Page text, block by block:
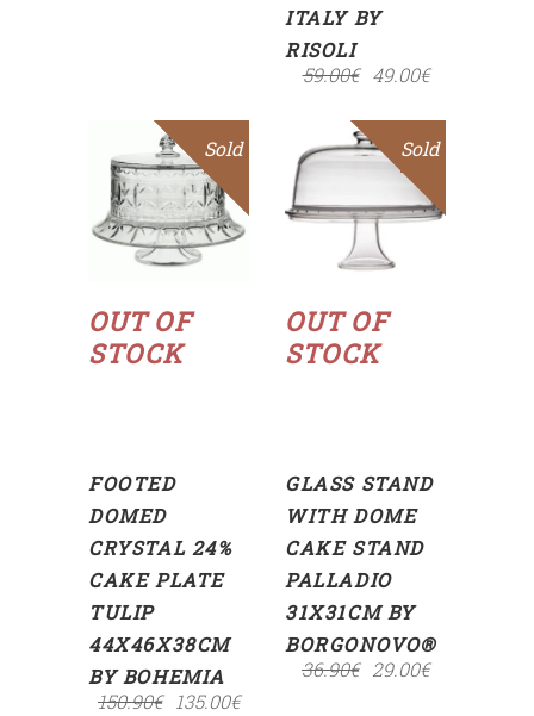
ITALY BY
RISOLI
59.00€ 49.00€
Sale
OUT OF
STOCK
Sold
Read
FOOTED
DOMED
CRYSTAL 24%
CAKE PLATE
TULIP
44X46X38CM
BY BOHEMIA
150.90€ 135.00€
Sale
OUT OF
STOCK
Sold
Read
GLASS STAND
WITH DOME
CAKE STAND
PALLADIO
31X31CM BY
BORGONOVO®
36.90€ 29.00€